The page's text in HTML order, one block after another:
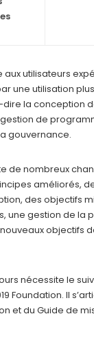
aux utilisateurs
une utilisation
la conception
de
gouvernance.
de nombreux
améliorés,
des objectifs
une gestion de la
objectifs
nécessite le
Foundation. Il
et du Guide de